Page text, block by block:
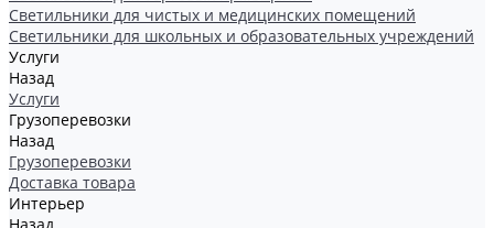
Светильники для чистых и медицинских помещений
Светильники для школьных и образовательных учреждений
Услуги
Назад
Услуги
Грузоперевозки
Назад
Грузоперевозки
Доставка товара
Интерьер